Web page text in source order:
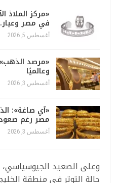
في مصر
أغسطس 5, 2026
«مرصد
وعالميًا
أغسطس 3, 2026
مصر رغم
أغسطس 3, 2026
وعلى الصعيد الجيوسياسي،
حالة التوتر في منطقة